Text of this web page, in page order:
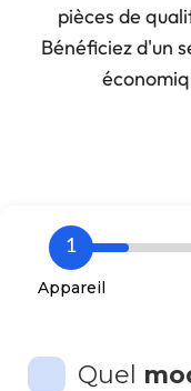
pièces de
Bénéficiez d'un
1
Appareil
Quel